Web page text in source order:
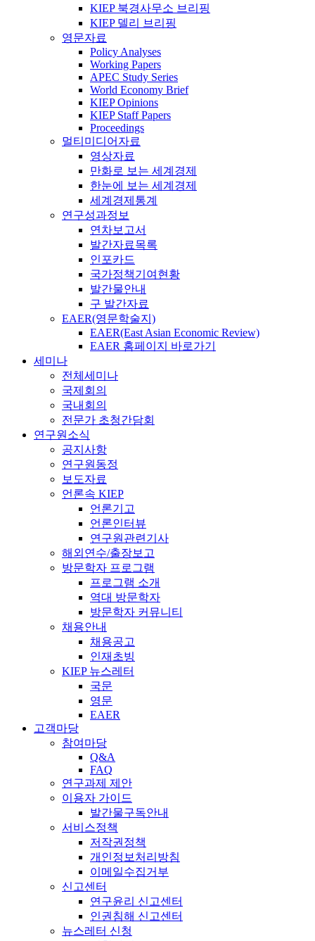
KIEP 북경사무소 브리핑
KIEP 델리 브리핑
영문자료
Policy Analyses
Working Papers
APEC Study Series
World Economy Brief
KIEP Opinions
KIEP Staff Papers
Proceedings
멀티미디어자료
영상자료
만화로 보는 세계경제
한눈에 보는 세계경제
세계경제통계
연구성과정보
연차보고서
발간자료목록
인포카드
국가정책기여현황
발간물안내
구 발간자료
EAER(영문학술지)
EAER(East Asian Economic Review)
EAER 홈페이지 바로가기
세미나
전체세미나
국제회의
국내회의
전문가 초청간담회
연구원소식
공지사항
연구원동정
보도자료
언론속 KIEP
언론기고
언론인터뷰
연구원관련기사
해외연수/출장보고
방문학자 프로그램
프로그램 소개
역대 방문학자
방문학자 커뮤니티
채용안내
채용공고
인재초빙
KIEP 뉴스레터
국문
영문
EAER
고객마당
참여마당
Q&A
FAQ
연구과제 제안
이용자 가이드
발간물구독안내
서비스정책
저작권정책
개인정보처리방침
이메일수집거부
신고센터
연구윤리 신고센터
인권침해 신고센터
뉴스레터 신청